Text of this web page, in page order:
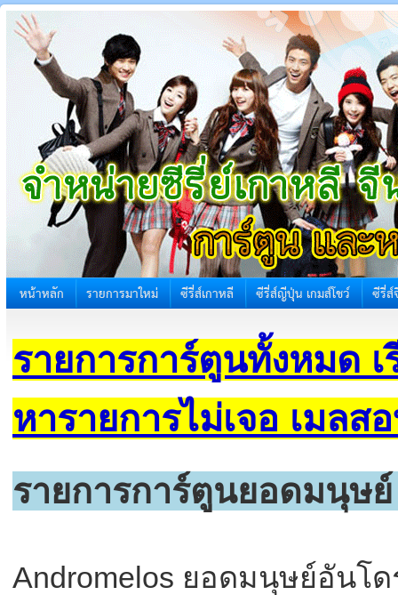
หน้าหลัก รายการมาใหม่ ซีรี่ส์เกาหลี ซีรี่ส์ญีปุ่น เกมส์โชว์ ซีรี่ส์
รายการการ์ตูนทั้งหมด
หารายการไม่เจอ เมลส
รายการการ์ตูนยอดมนุษ
Andromelos ยอดมนุษย์อันโ